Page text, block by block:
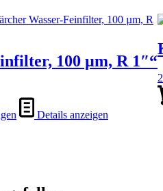
100 µm, R 1″“
Details anzeigen